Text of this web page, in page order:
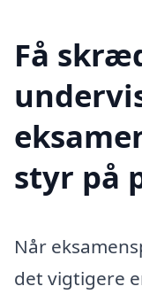
Få
styr på
Når
det vigtigere